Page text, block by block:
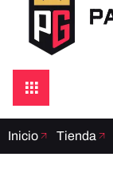
Inicio Tienda